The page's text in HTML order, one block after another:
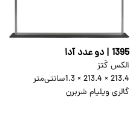
1395 | دو عدد آدا
الکس کَتز
213.4 × 213.4 × 1.3
سانتی‌متر
گالری ویلیام شربرن